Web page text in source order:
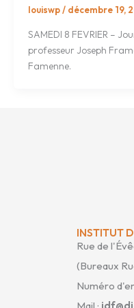
louiswp/ décembre 19,
SAMEDI 8 FEVRIER –
professeur Joseph
Famenne.
INSTITUT
Rue de
(Bureaux
Numéro